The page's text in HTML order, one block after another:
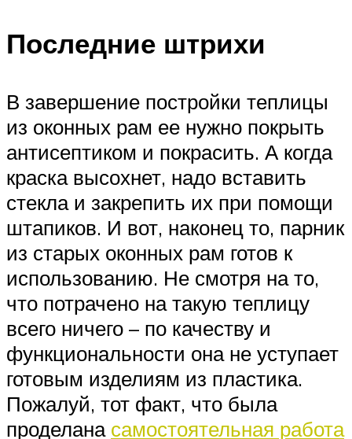
Последние штрихи
В завершение постройки теплицы
из оконных рам ее нужно покрыть
антисептиком и покрасить. А когда
краска высохнет, надо вставить
стекла и закрепить их при помощи
штапиков. И вот, наконец то, парник
из старых оконных рам готов к
использованию. Не смотря на то,
что потрачено на такую теплицу
всего ничего – по качеству и
функциональности она не уступает
готовым изделиям из пластика.
Пожалуй, тот факт, что была
проделана самостоятельная работа